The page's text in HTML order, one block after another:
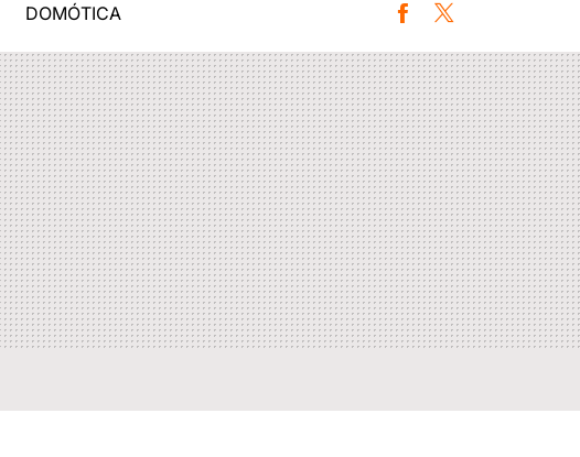
DOMÓTICA Facebook